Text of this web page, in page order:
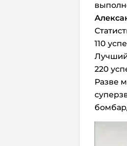
110
Лучший
220
Разве